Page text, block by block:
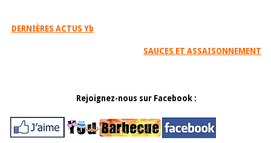
DERNIÈRES ACTUS Yb
SAUCES ET ASSAISONNEMENT
Rejoignez-nous sur Facebook :